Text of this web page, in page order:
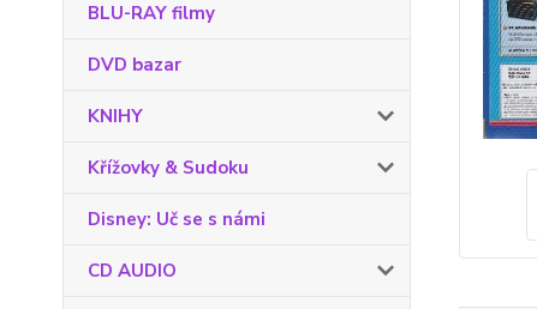
BLU-RAY filmy
DVD bazar
KNIHY
Křížovky & Sudoku
Disney: Uč se s námi
CD AUDIO